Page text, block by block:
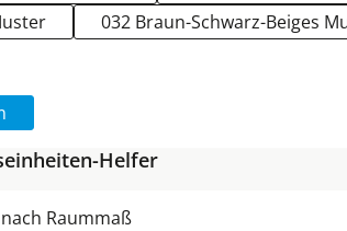
032 Braun-Schwarz-Beiges
Helfer
nach Raummaß